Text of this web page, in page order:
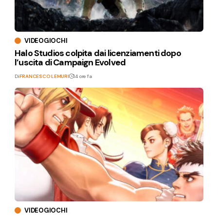
VIDEOGIOCHI
Halo Studios colpita dai licenziamenti dopo
l’uscita di Campaign Evolved
DiFRANCESCO LEMURI 14 ore fa
VIDEOGIOCHI